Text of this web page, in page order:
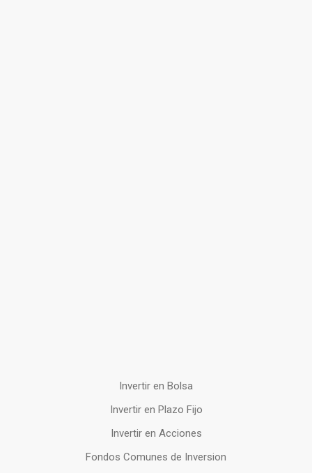
Invertir en Bolsa
Invertir en Plazo Fijo
Invertir en Acciones
Fondos Comunes de Inversion